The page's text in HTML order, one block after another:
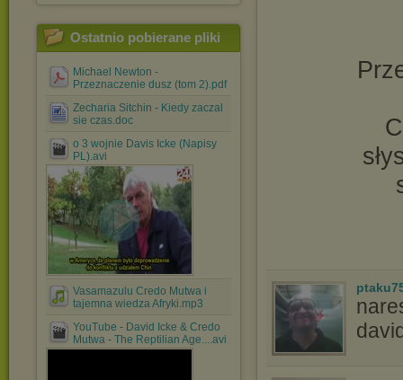
Ostatnio pobierane pliki
Michael Newton -
Przeznaczenie dusz (tom 2).pdf
Zecharia Sitchin - Kiedy zaczal
sie czas.doc
o 3 wojnie Davis Icke (Napisy
PL).avi
Vasamazulu Credo Mutwa i
tajemna wiedza Afryki.mp3
YouTube - David Icke & Credo
Mutwa - The Reptilian Age....avi